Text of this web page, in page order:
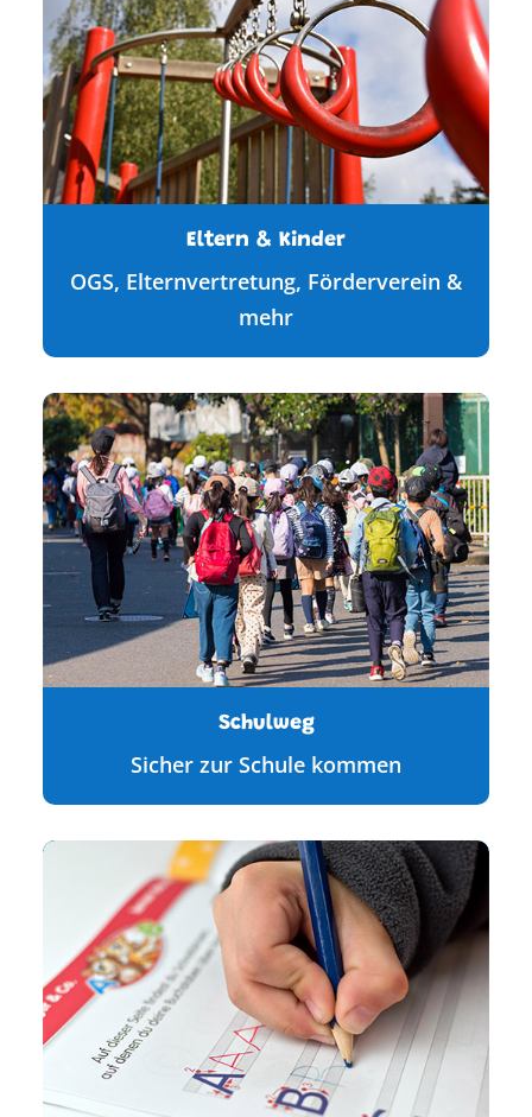
Eltern & Kinder
OGS, Elternvertretung, Förderverein &
mehr
Schulweg
Sicher zur Schule kommen